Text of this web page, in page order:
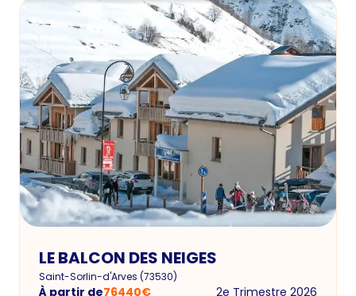
LE BALCON DES NEIGES
Saint-Sorlin-d'Arves (73530)
À partir de76440€
2e Trimestre 2026